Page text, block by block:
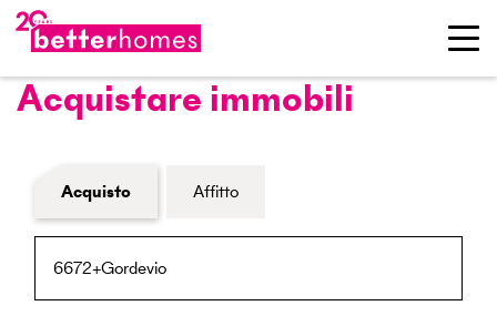
Acquistare immobili
Modulo di ricerca immobiliare
Acquisto Affitto
NPA / Località
Raggio